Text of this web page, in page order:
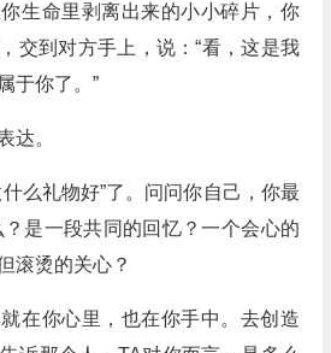
生命里剥离出来的小小碎片，你
交到对方手上，说：“看，这是我
于你了。”
达。
么礼物好”了。问问你自己，你最
是一段共同的回忆？一个会心的
滚烫的关心？
在你心里，也在你手中。去创造